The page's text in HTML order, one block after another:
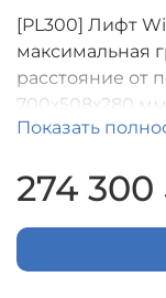
[PL300] Лифт
максимальная
расстояние от
700х508х280
IR и RF
Показать
274 300